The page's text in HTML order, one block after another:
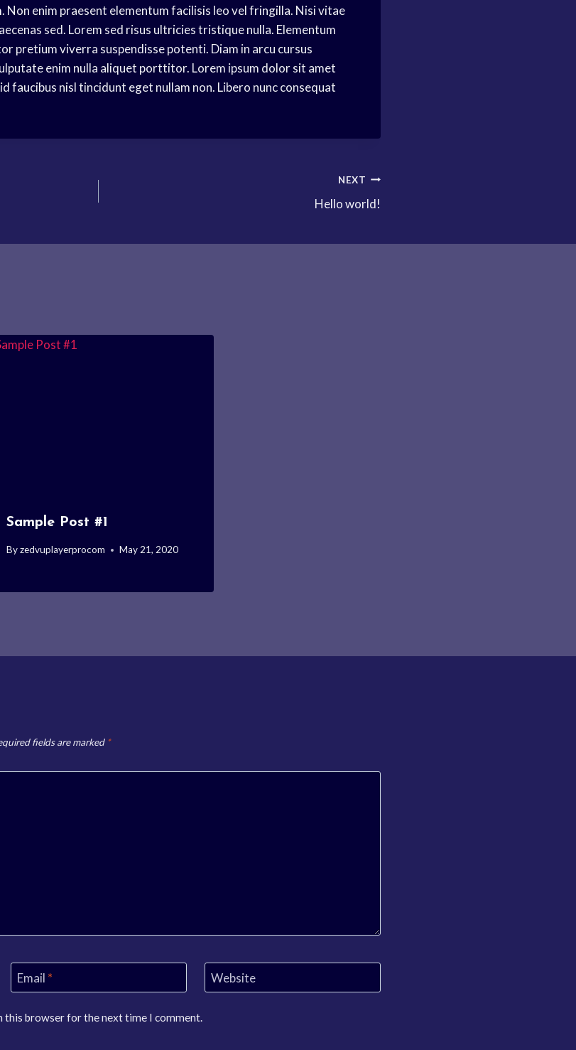
Non enim praesent elementum facilisis leo vel fringilla. Nisi vitae
sed. Lorem sed risus ultricies tristique nulla. Elementum
pretium viverra suspendisse potenti. Diam in arcu cursus
enim nulla aliquet porttitor. Lorem ipsum dolor sit amet
faucibus nisl tincidunt eget nullam non. Libero nunc consequat
NEXT
Hello world!
Sample Post #1
By zedvuplayerprocom May 21, 2020
fields are marked *
Email * Website
this browser for the next time I comment.